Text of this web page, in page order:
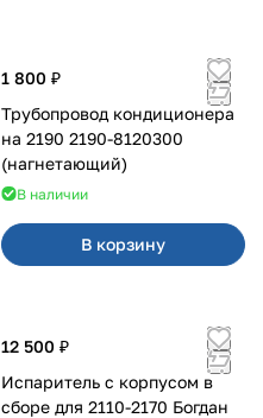
1 800 ₽
Трубопровод кондиционера
на 2190 2190-8120300
(нагнетающий)
В наличии
В корзину
12 500 ₽
Испаритель с корпусом в
сборе для 2110-2170 Богдан